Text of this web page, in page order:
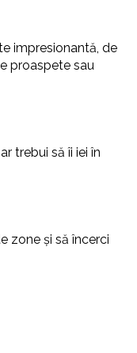
impresionantă, de
proaspete sau
trebui să îi iei în
zone și să încerci